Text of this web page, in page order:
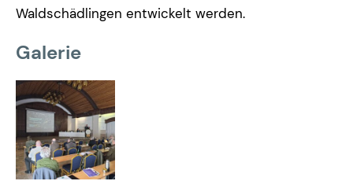
Waldschädlingen entwickelt werden.
Galerie